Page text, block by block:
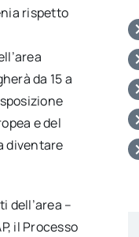
rispetto
da 15 a
e del
diventare
dell’area –
il Processo